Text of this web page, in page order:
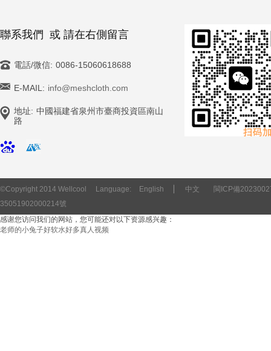
聯系我們 或 請在右側留言
電話/微信: 0086-15060618688
E-MAIL: info@meshcloth.com
地址: 中國福建省泉州市臺商投資區南山
路
©Copyright 2014 Wellcool Language: English 中文
閩ICP備
35051902000214號
感谢您访问我们的网站，您可能还对以下资源感兴趣：
老师的小兔子好软水好多真人视频